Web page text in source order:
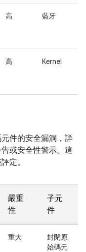
高 藍牙
高 Kernel
件的安全漏洞，詳
或安全性警示。這
定。
嚴重
性
子元
件
重大
封閉原
始碼元